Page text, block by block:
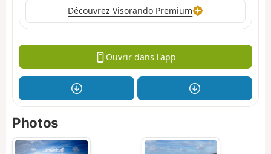
Découvrez Visorando Premium
Ouvrir dans l'app
Photos